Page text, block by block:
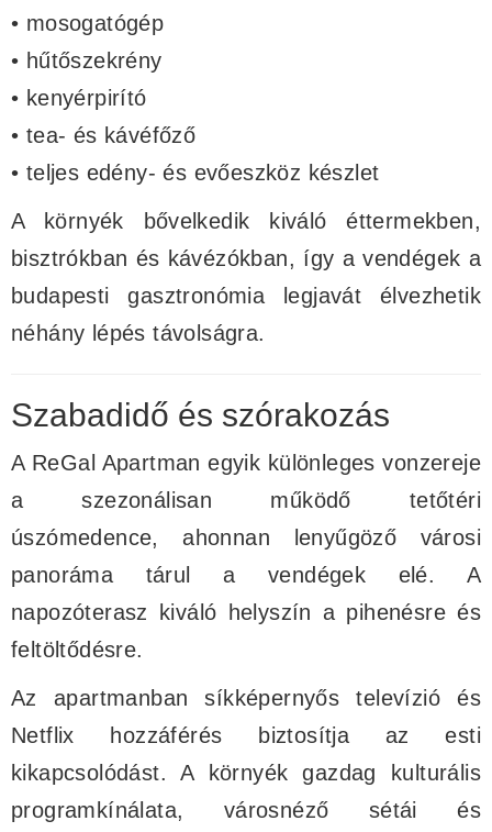
• mosogatógép
• hűtőszekrény
• kenyérpirító
• tea- és kávéfőző
• teljes edény- és evőeszköz készlet
A környék bővelkedik kiváló éttermekben,
bisztrókban és kávézókban, így a vendégek a
budapesti gasztronómia legjavát élvezhetik
néhány lépés távolságra.
Szabadidő és szórakozás
A ReGal Apartman egyik különleges vonzereje
a szezonálisan működő tetőtéri
úszómedence, ahonnan lenyűgöző városi
panoráma tárul a vendégek elé. A
napozóterasz kiváló helyszín a pihenésre és
feltöltődésre.
Az apartmanban síkképernyős televízió és
Netflix hozzáférés biztosítja az esti
kikapcsolódást. A környék gazdag kulturális
programkínálata, városnéző sétái és